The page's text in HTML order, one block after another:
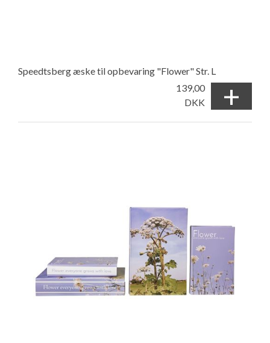
Speedtsberg æske til opbevaring "Flower" Str. L
139,00
DKK
+